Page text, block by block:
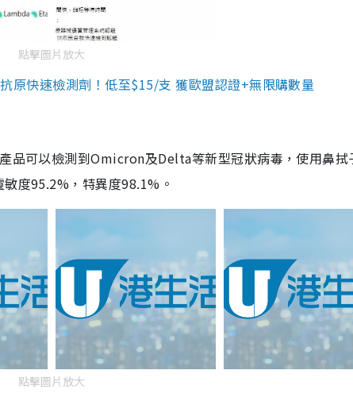
點擊圖片放大
原快速檢測劑！低至$15/支 獲歐盟認證+無限購數量
品可以檢測到Omicron及Delta等新型冠狀病毒，使用鼻拭
度95.2%，特異度98.1%。
點擊圖片放大